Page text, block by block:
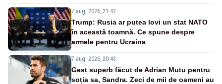
7 aug. 2026, 21:42
Trump: Rusia ar putea lovi un stat NATO
în această toamnă. Ce spune despre
armele pentru Ucraina
7 aug. 2026, 20:43
Gest superb făcut de Adrian Mutu pentru
soția sa, Sandra. Zeci de mii de oameni au